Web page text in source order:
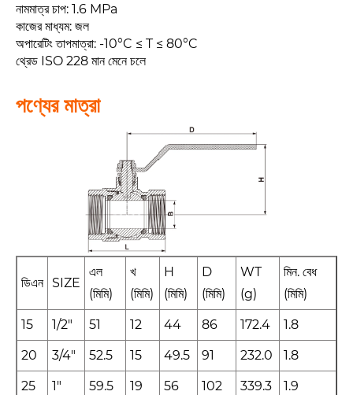
নামমাত্র চাপ: 1.6 MPa
কাজের মাধ্যম: জল
অপারেটিং তাপমাত্রা: -10°C ≤ T ≤ 80°C
থ্রেড ISO 228 মান মেনে চলে
পণ্যের মাত্রা
ডিএন SIZE
এল
(মিমি)
খ
(মিমি)
H
(মিমি)
D
(মিমি)
WT
(g)
মিন. বেধ
(মিমি)
15 1/2" 51 12 44 86 172.4 1.8
20 3/4" 52.5 15 49.5 91 232.0 1.8
25 1" 59.5 19 56 102 339.3 1.9